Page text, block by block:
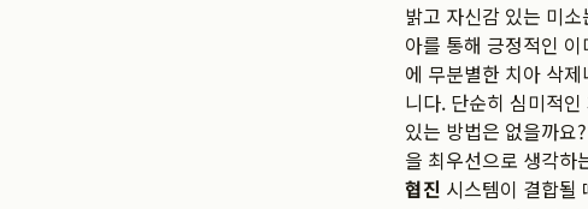
밝고 자신감 있는 미
아를 통해 긍정적인
에 무분별한 치아 삭
니다. 단순히 심미적
있는 방법은 없을까요
을 최우선으로 생각하
협진 시스템이 결합될